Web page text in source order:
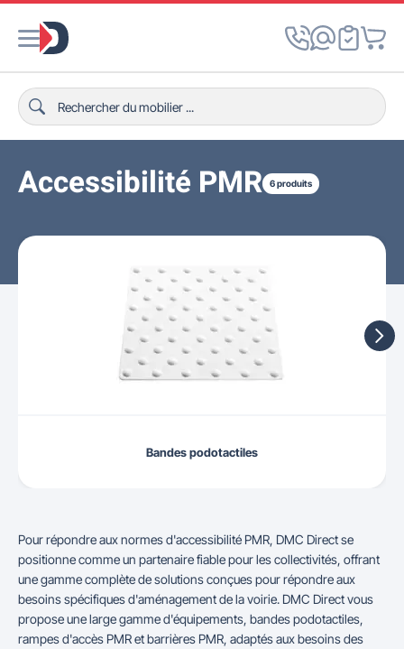
Accessibilité PMR 6 produits
Bandes podotactiles
Pour répondre aux normes d'accessibilité PMR, DMC Direct se
positionne comme un partenaire fiable pour les collectivités, offrant
une gamme complète de solutions conçues pour répondre aux
besoins spécifiques d'aménagement de la voirie. DMC Direct vous
propose une large gamme d'équipements, bandes podotactiles,
rampes d'accès PMR et barrières PMR, adaptés aux besoins des